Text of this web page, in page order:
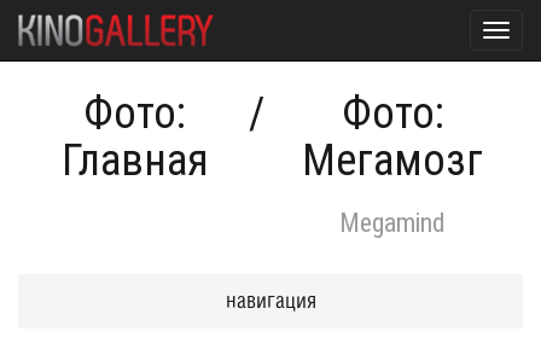
Фото:
Главная
/
Фото:
Мегамозг
Megamind
навигация